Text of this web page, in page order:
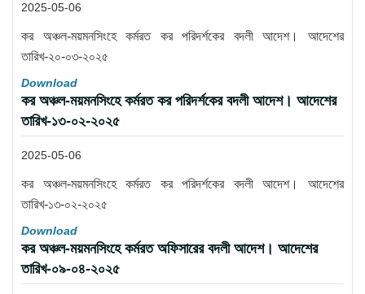
2025-05-06
কর অঞ্চল-ময়মনসিংহে কর্মরত কর পরিদর্শকের বদলী আদেশ। আদেশের
তারিখ-২০-০৩-২০২৫
Download
কর অঞ্চল-ময়মনসিংহে কর্মরত কর পরিদর্শকের বদলী আদেশ। আদেশের
তারিখ-১৩-০২-২০২৫
2025-05-06
কর অঞ্চল-ময়মনসিংহে কর্মরত কর পরিদর্শকের বদলী আদেশ। আদেশের
তারিখ-১৩-০২-২০২৫
Download
কর অঞ্চল-ময়মনসিংহে কর্মরত অফিসারের বদলী আদেশ। আদেশের
তারিখ-০৯-০৪-২০২৫